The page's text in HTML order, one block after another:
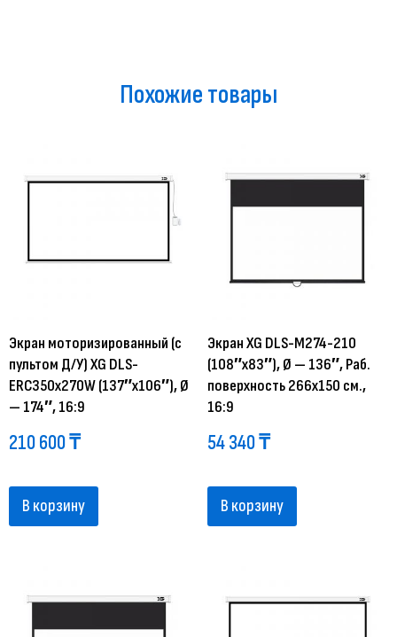
Похожие товары
Экран моторизированный (с
пультом Д/У) XG DLS-
ERС350x270W (137″х106″), Ø
— 174″, 16:9
210 600₸
В корзину
Экран XG DLS-M274-210
(108″х83″), Ø — 136″, Раб.
поверхность 266х150 см.,
16:9
54 340₸
В корзину